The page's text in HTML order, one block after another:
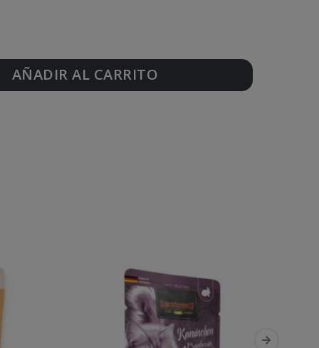
AÑADIR AL CARRITO